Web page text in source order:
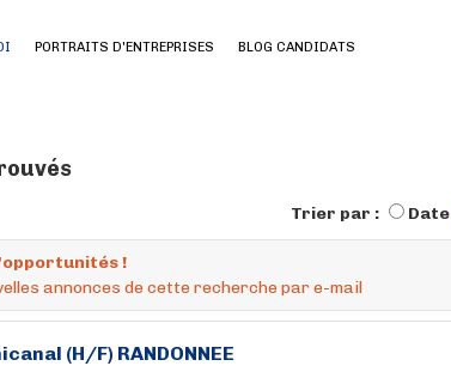
PORTRAITS D'ENTREPRISES BLOG CANDIDATS
Trier par : Date
!
annonces de cette recherche par e-mail
(H/F) RANDONNEE